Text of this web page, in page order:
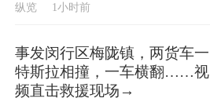
纵览 1小时前
事发闵行区梅陇镇，两货车一
特斯拉相撞，一车横翻……视
频直击救援现场→